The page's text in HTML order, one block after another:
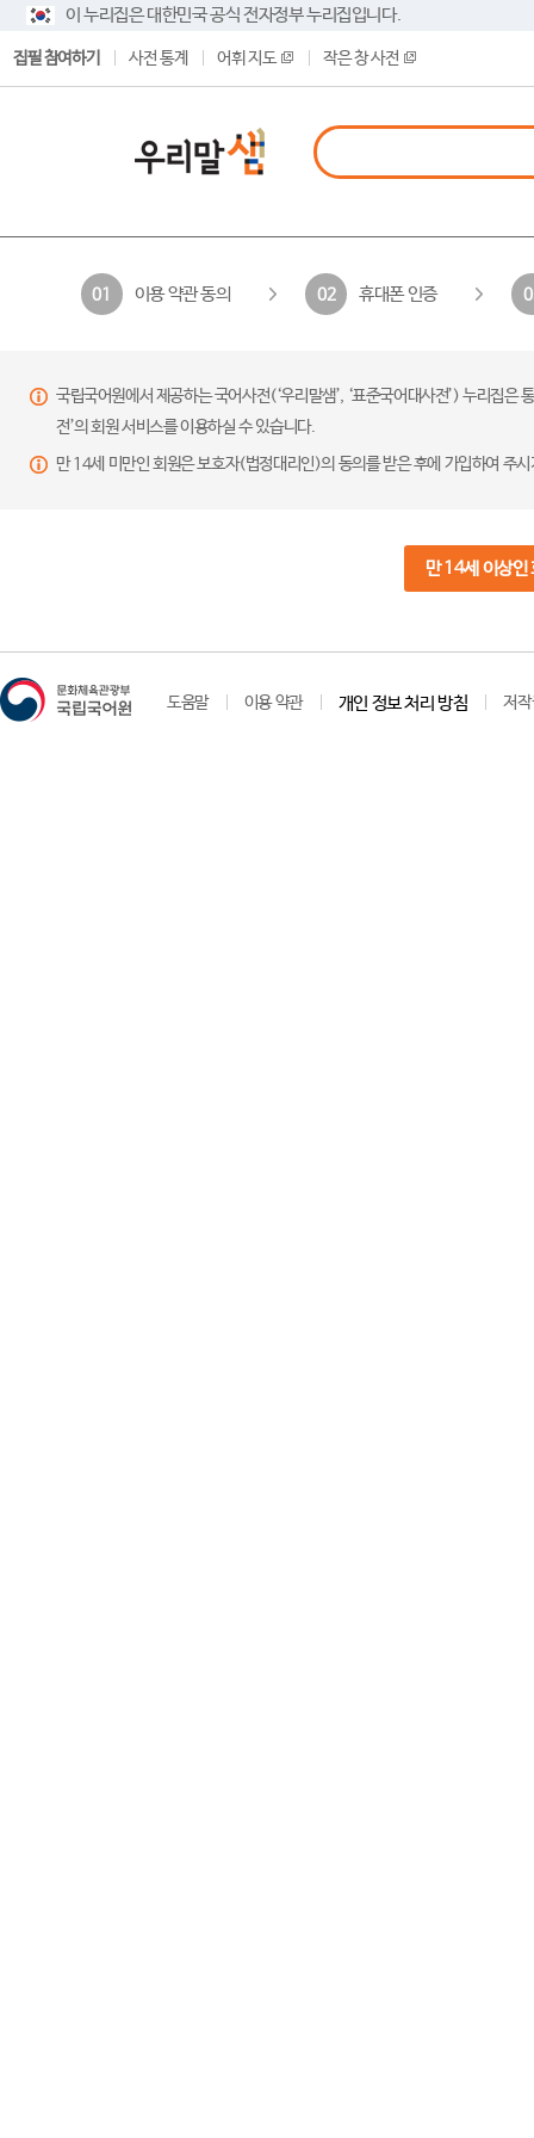
이 누리집은 대한민국 공식 전자정부 누리집입니다.
집필 참여하기 사전 통계 어휘 지도 작은 창 사전
01 이용 약관 동의 02 휴대폰 인증
국립국어원에서 제공하는 국어사전(‘우리말샘’, ‘표준국어대사전’) 누리집
전’의 회원 서비스를 이용하실 수 있습니다.
만 14세 미만인 회원은 보호자(법정대리인)의 동의를 받은 후에 가입하여 주
만 14세 이상인
도움말 이용 약관 개인 정보 처리 방침 저